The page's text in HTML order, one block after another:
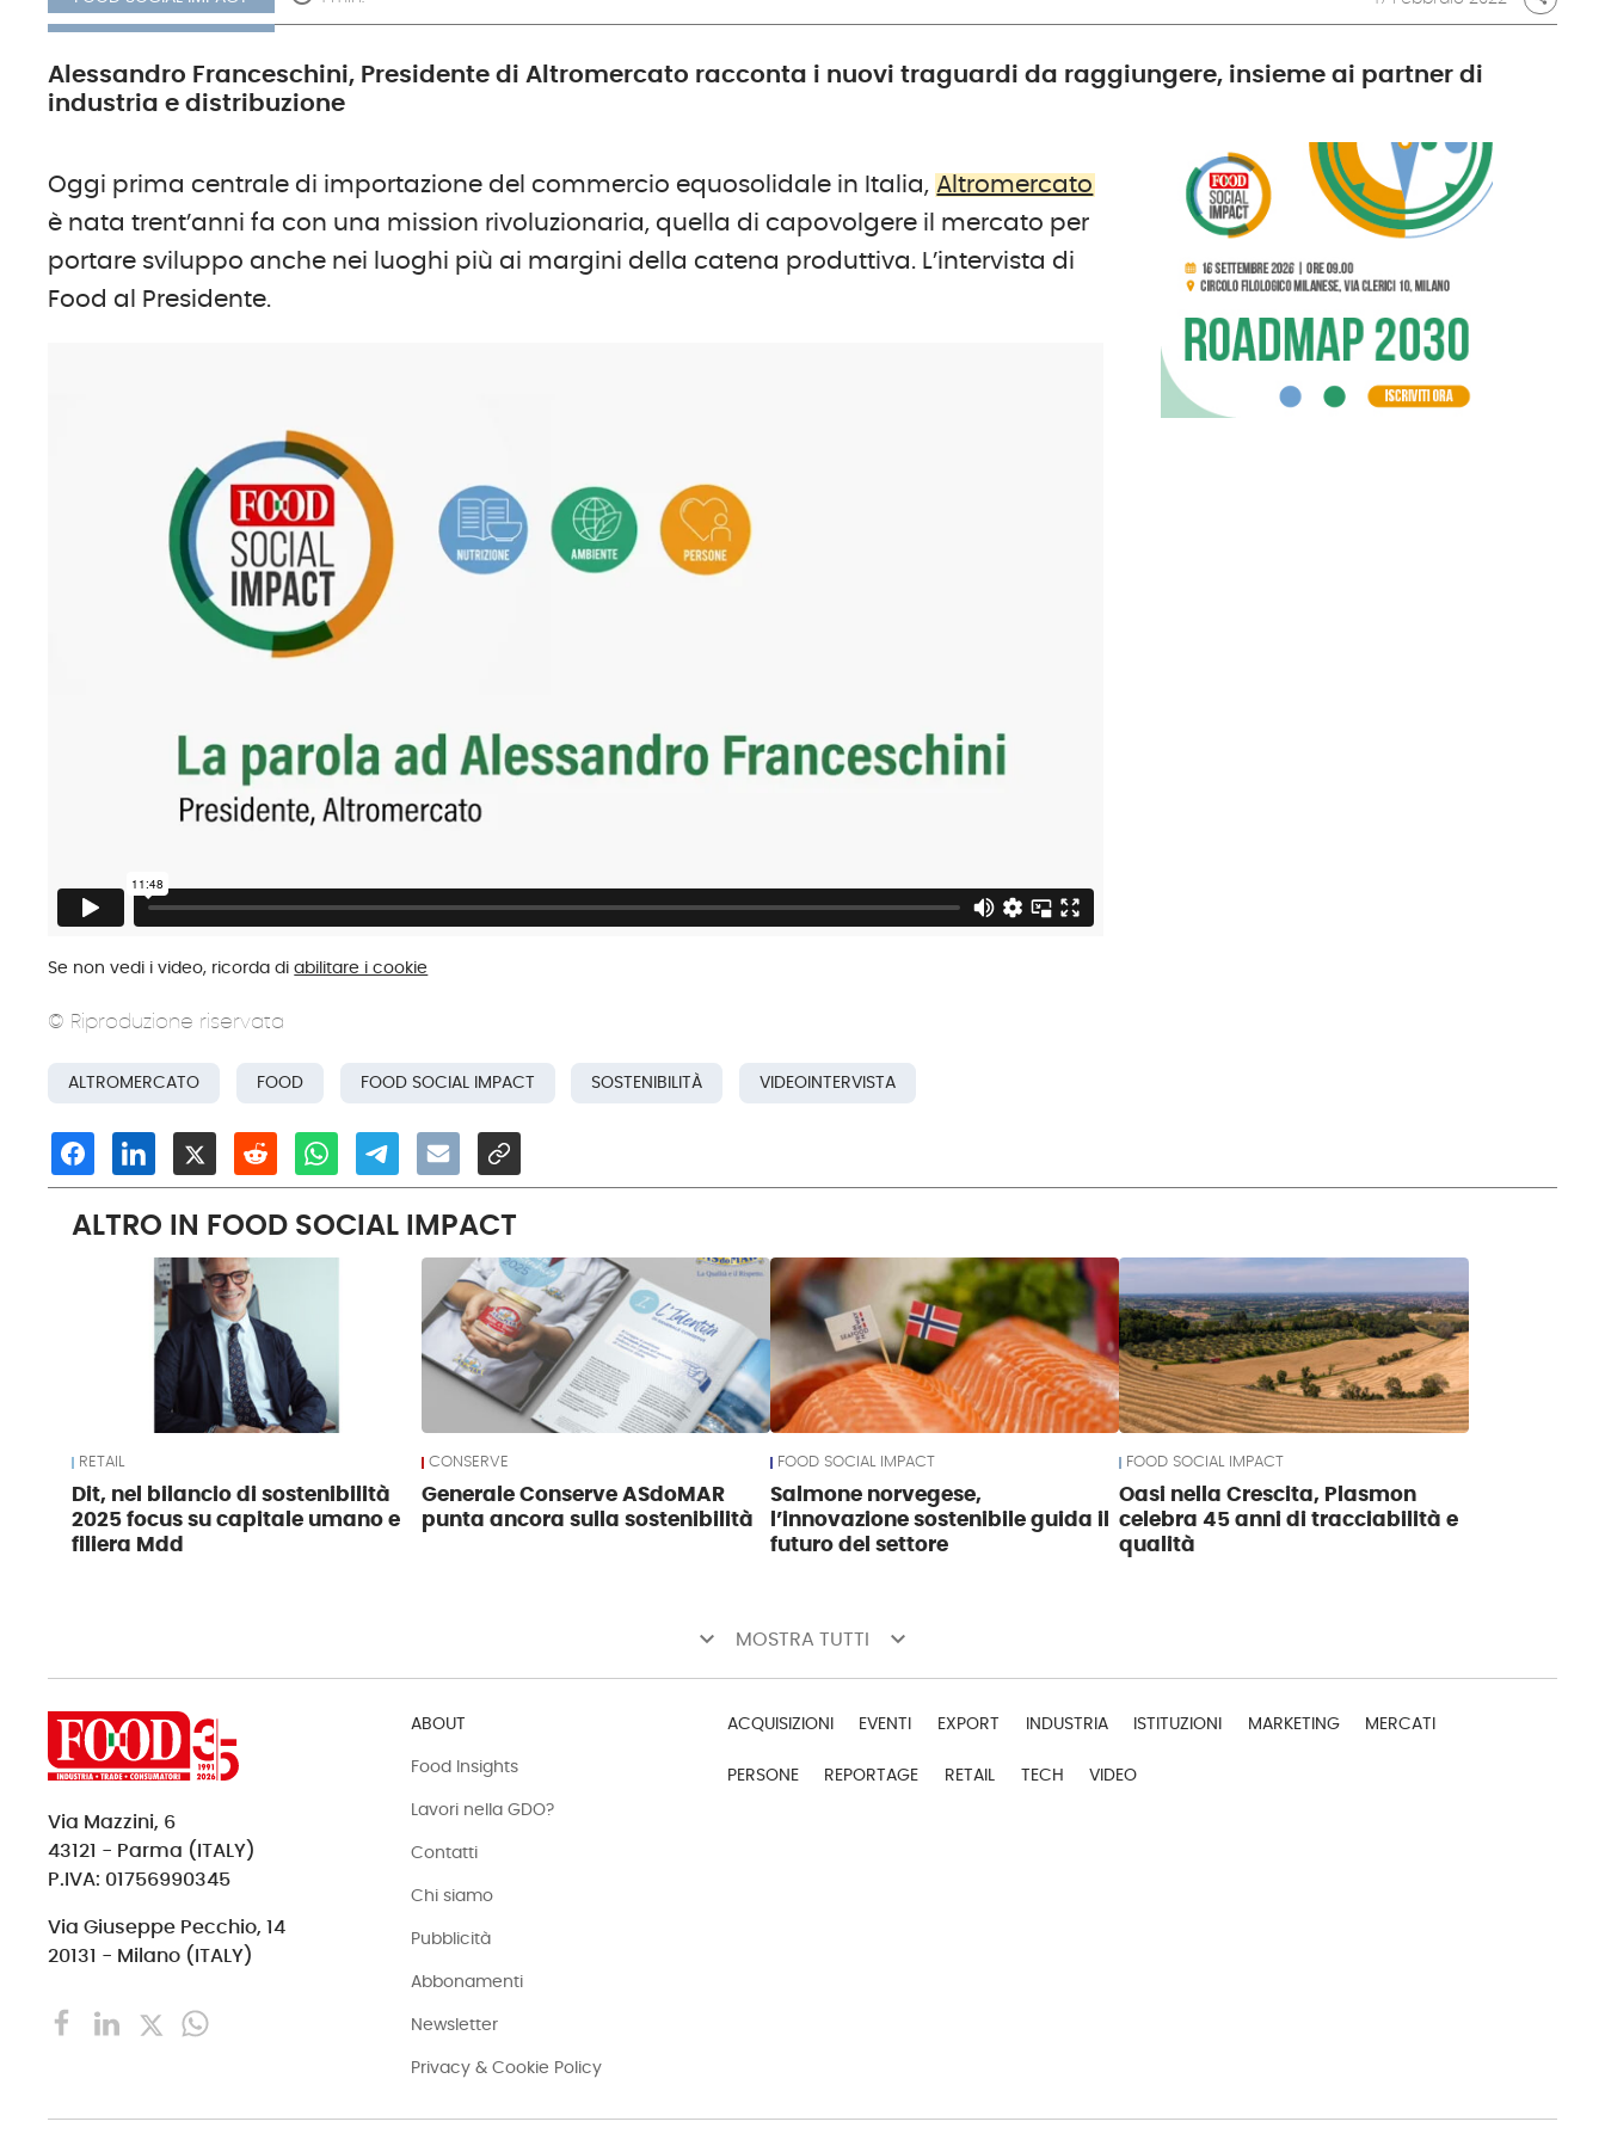
Alessandro Franceschini, Presidente di Altromercato racconta i nuovi traguardi da raggiungere, insieme ai partner di
industria e distribuzione
Oggi prima centrale di importazione del commercio equosolidale in Italia, Altromercato
è nata trent’anni fa con una mission rivoluzionaria, quella di capovolgere il mercato per
portare sviluppo anche nei luoghi più ai margini della catena produttiva. L’intervista di
Food al Presidente.
Se non vedi i video, ricorda diabilitare i cookie
© Riproduzione riservata
ALTROMERCATO FOOD FOOD SOCIAL IMPACT SOSTENIBILITÀ VIDEOINTERVISTA
ALTRO IN FOOD SOCIAL IMPACT
RETAIL
Dit, nel bilancio di sostenibilità
2025 focus su capitale umano e
filiera Mdd
CONSERVE
Generale Conserve ASdoMAR
punta ancora sulla sostenibilità
FOOD SOCIAL IMPACT
Salmone norvegese,
l’innovazione sostenibile guida il
futuro del settore
FOOD SOCIAL IMPACT
Oasi nella Crescita, Plasmon
celebra 45 anni di tracciabilità e
qualità
keyboard_arrow_down MOSTRA TUTTI keyboard_arrow_down
Via Mazzini, 6
43121 - Parma (ITALY)
P.IVA: 01756990345
Via Giuseppe Pecchio, 14
20131 - Milano (ITALY)
ABOUT
Food Insights
Lavori nella GDO?
Contatti
Chi siamo
Pubblicità
Abbonamenti
Newsletter
Privacy & Cookie Policy
ACQUISIZIONI EVENTI EXPORT INDUSTRIA ISTITUZIONI MARKETING MERCATI
PERSONE REPORTAGE RETAIL TECH VIDEO